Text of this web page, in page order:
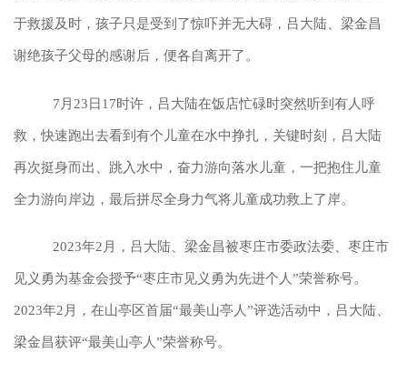
于救援及时，孩子只是受到了惊吓并无大碍，吕大陆、梁金昌
谢绝孩子父母的感谢后，便各自离开了。
7月23日17时许，吕大陆在饭店忙碌时突然听到有人呼
救，快速跑出去看到有个儿童在水中挣扎，关键时刻，吕大陆
再次挺身而出、跳入水中，奋力游向落水儿童，一把抱住儿童
全力游向岸边，最后拼尽全身力气将儿童成功救上了岸。
2023年2月，吕大陆、梁金昌被枣庄市委政法委、枣庄市
见义勇为基金会授予“枣庄市见义勇为先进个人”荣誉称号。
2023年2月，在山亭区首届“最美山亭人”评选活动中，吕大陆、
梁金昌获评“最美山亭人”荣誉称号。